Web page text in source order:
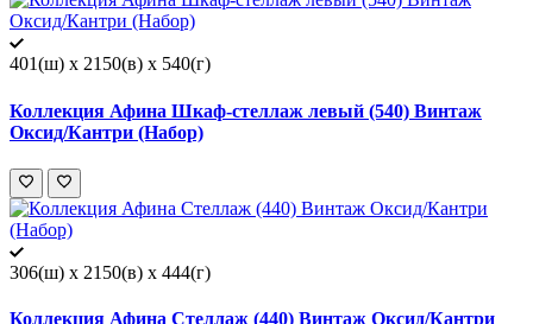
401(ш) x 2150(в) x 540(г)
Коллекция Афина Шкаф-стеллаж левый (540) Винтаж
Оксид/Кантри (Набор)
306(ш) x 2150(в) x 444(г)
Коллекция Афина Стеллаж (440) Винтаж Оксид/Кантри